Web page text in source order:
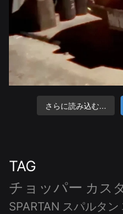
さらに読み込む...
TAG
チョッパー カス
SPARTAN スパルタン